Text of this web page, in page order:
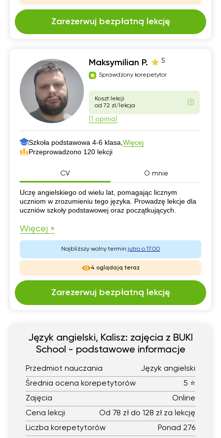
Zarezerwuj bezpłatną lekcję
Maksymilian P. 5
Sprawdzony korepetytor
Koszt lekcji
od 72 zł/lekcja
(1 opinia)
Szkoła podstawowa 4-6 klasa, Więcej
Przeprowadzono 120 lekcji
CV O mnie
CV
Uczę angielskiego od wielu lat, pomagając licznym
uczniom w zrozumieniu tego języka. Prowadzę lekcje dla
uczniów szkoły podstawowej oraz początkujących.
Więcej »
Najbliższy wolny termin:jutro o 17:00
4 oglądają teraz
Zarezerwuj bezpłatną lekcję
Język angielski, Kalisz: zajęcia z BUKI
School - podstawowe informacje
Przedmiot nauczania
Język angielski
Średnia ocena korepetytorów
5 ⭐
Zajęcia
Online
Cena lekcji
Od 78 zł do 128 zł za lekcję
Liczba korepetytorów
Ponad 276